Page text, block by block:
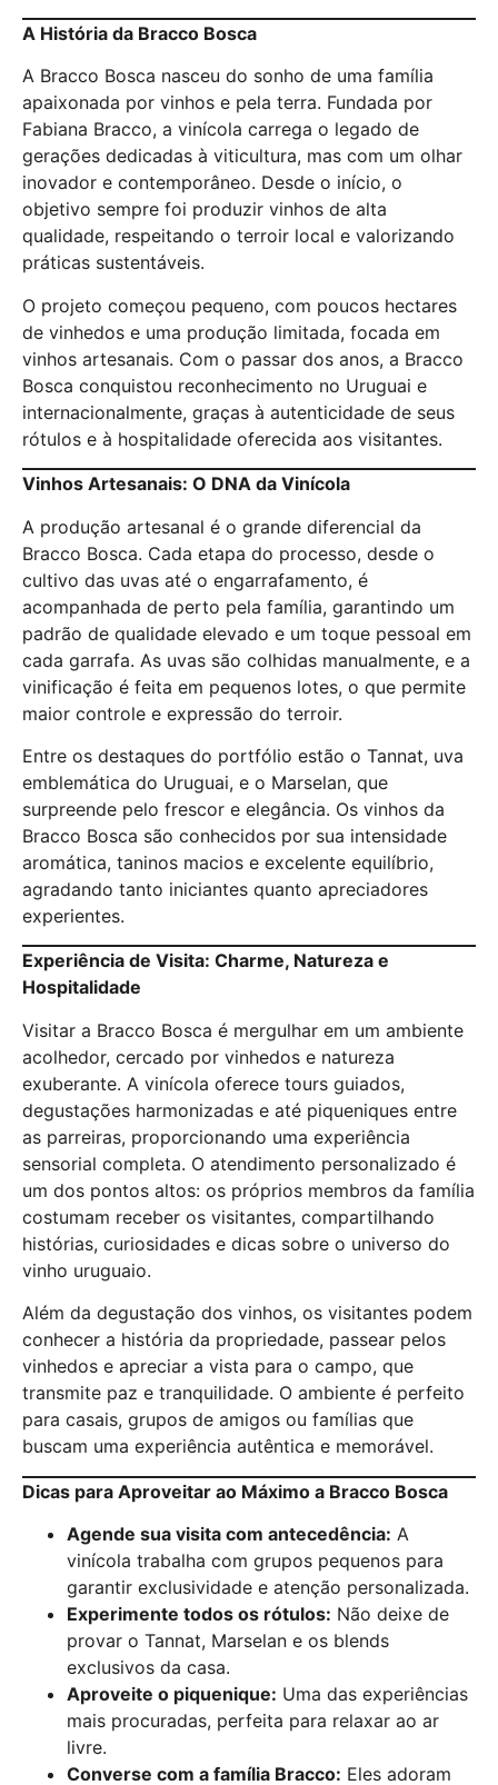
A História da Bracco Bosca
A Bracco Bosca nasceu do sonho de uma família
apaixonada por vinhos e pela terra. Fundada por
Fabiana Bracco, a vinícola carrega o legado de
gerações dedicadas à viticultura, mas com um olhar
inovador e contemporâneo. Desde o início, o
objetivo sempre foi produzir vinhos de alta
qualidade, respeitando o terroir local e valorizando
práticas sustentáveis.
O projeto começou pequeno, com poucos hectares
de vinhedos e uma produção limitada, focada em
vinhos artesanais. Com o passar dos anos, a Bracco
Bosca conquistou reconhecimento no Uruguai e
internacionalmente, graças à autenticidade de seus
rótulos e à hospitalidade oferecida aos visitantes.
Vinhos Artesanais: O DNA da Vinícola
A produção artesanal é o grande diferencial da
Bracco Bosca. Cada etapa do processo, desde o
cultivo das uvas até o engarrafamento, é
acompanhada de perto pela família, garantindo um
padrão de qualidade elevado e um toque pessoal em
cada garrafa. As uvas são colhidas manualmente, e a
vinificação é feita em pequenos lotes, o que permite
maior controle e expressão do terroir.
Entre os destaques do portfólio estão o Tannat, uva
emblemática do Uruguai, e o Marselan, que
surpreende pelo frescor e elegância. Os vinhos da
Bracco Bosca são conhecidos por sua intensidade
aromática, taninos macios e excelente equilíbrio,
agradando tanto iniciantes quanto apreciadores
experientes.
Experiência de Visita: Charme, Natureza e
Hospitalidade
Visitar a Bracco Bosca é mergulhar em um ambiente
acolhedor, cercado por vinhedos e natureza
exuberante. A vinícola oferece tours guiados,
degustações harmonizadas e até piqueniques entre
as parreiras, proporcionando uma experiência
sensorial completa. O atendimento personalizado é
um dos pontos altos: os próprios membros da família
costumam receber os visitantes, compartilhando
histórias, curiosidades e dicas sobre o universo do
vinho uruguaio.
Além da degustação dos vinhos, os visitantes podem
conhecer a história da propriedade, passear pelos
vinhedos e apreciar a vista para o campo, que
transmite paz e tranquilidade. O ambiente é perfeito
para casais, grupos de amigos ou famílias que
buscam uma experiência autêntica e memorável.
Dicas para Aproveitar ao Máximo a Bracco Bosca
Agende sua visita com antecedência: A
vinícola trabalha com grupos pequenos para
garantir exclusividade e atenção personalizada.
Experimente todos os rótulos: Não deixe de
provar o Tannat, Marselan e os blends
exclusivos da casa.
Aproveite o piquenique: Uma das experiências
mais procuradas, perfeita para relaxar ao ar
livre.
Converse com a família Bracco: Eles adoram